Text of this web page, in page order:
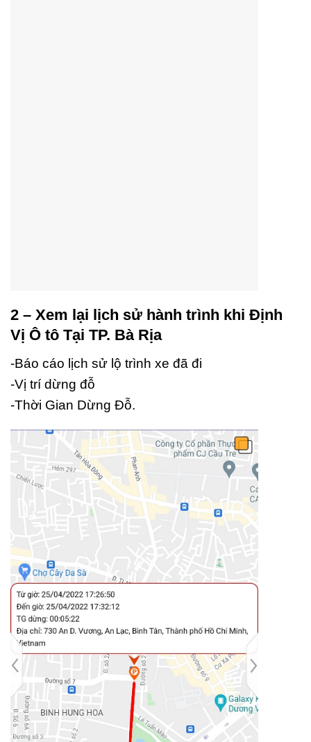
2 – Xem lại lịch sử hành trình khi Định
Vị Ô tô Tại TP. Bà Rịa
-Báo cáo lịch sử lộ trình xe đã đi
-Vị trí dừng đỗ
-Thời Gian Dừng Đỗ.